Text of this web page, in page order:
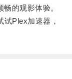
的观影体验。
Plex加速器，